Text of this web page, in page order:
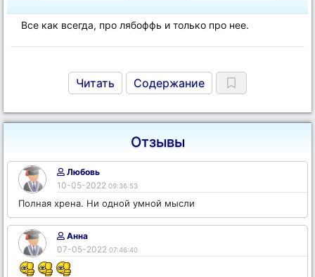
Все как всегда, про лябоффь и только про нее.
Читать Содержание
Отзывы
Любовь
10-05-2022 09:36:53
Полная хрена. Ни одной умной мысли
Анна
07-05-2022 07:46:40